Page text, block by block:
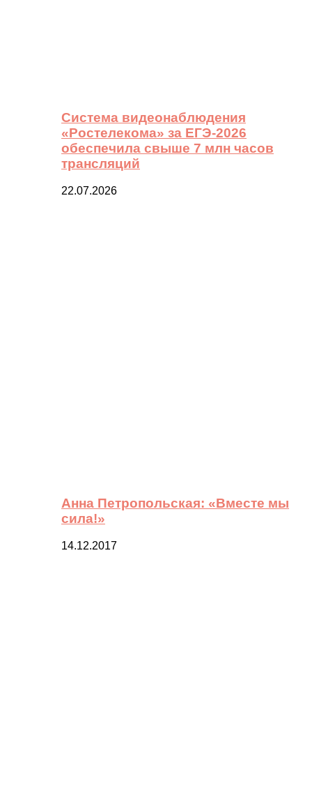
Система видеонаблюдения
«Ростелекома» за ЕГЭ-2026
обеспечила свыше 7 млн часов
трансляций
22.07.2026
Анна Петропольская: «Вместе мы
сила!»
14.12.2017